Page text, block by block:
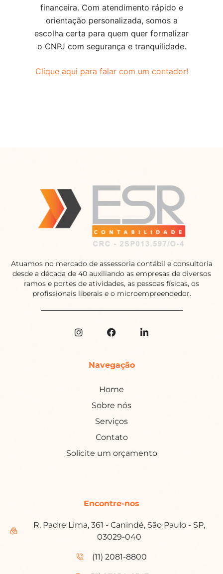
financeira. Com atendimento rápido e
orientação personalizada, somos a
escolha certa para quem quer formalizar
o CNPJ com segurança e tranquilidade.
Clique aqui para falar com um contador!
Atuamos no mercado de assessoria contábil e consultoria
desde a década de 40 auxiliando as empresas de diversos
ramos e portes de atividades, as pessoas físicas, os
profissionais liberais e o microempreendedor.
Navegação
Home
Sobre nós
Serviços
Contato
Solicite um orçamento
Encontre-nos
R. Padre Lima, 361 - Canindé, São Paulo - SP,
03029-040
(11) 2081-8800